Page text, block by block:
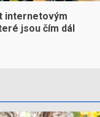
internetovým
jsou čím dál